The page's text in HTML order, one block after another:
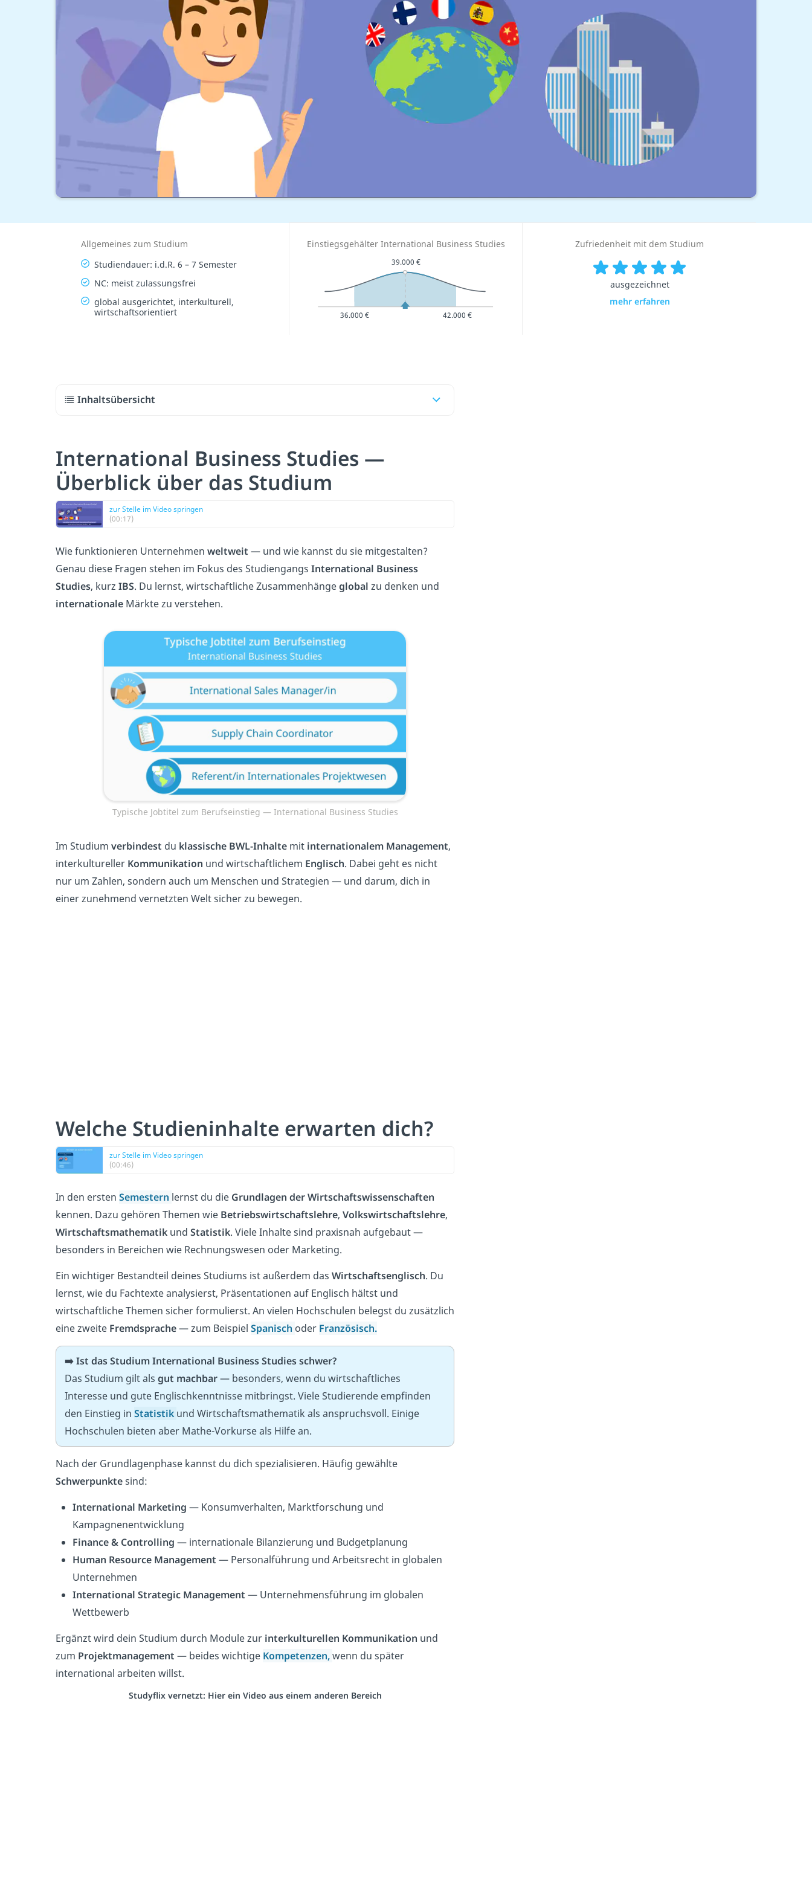
Allgemeines zum Studium
Studiendauer: i.d.R. 6 – 7 Semester
NC: meist zulassungsfrei
global ausgerichtet, interkulturell,
wirtschaftsorientiert
Einstiegsgehälter International Business Studies
36.000 €
39.000 €
42.000 €
Zufriedenheit mit dem Studium
ausgezeichnet
mehr erfahren
Inhaltsübersicht
International Business Studies —
Überblick über das Studium
zur Stelle im Video springen
(00:17)
Wie funktionieren Unternehmen weltweit — und wie kannst du sie mitgestalten?
Genau diese Fragen stehen im Fokus des Studiengangs International Business
Studies, kurz IBS. Du lernst, wirtschaftliche Zusammenhängeglobal zu denken und
internationale Märkte zu verstehen.
Typische Jobtitel zum Berufseinstieg — International Business Studies
Im Studium verbindest du klassische BWL-Inhalte mit internationalem Management,
interkultureller Kommunikation und wirtschaftlichem Englisch. Dabei geht es nicht
nur um Zahlen, sondern auch um Menschen und Strategien — und darum, dich in
einer zunehmend vernetzten Welt sicher zu bewegen.
Welche Studieninhalte erwarten dich?
zur Stelle im Video springen
(00:46)
In den ersten Semestern lernst du die Grundlagen der Wirtschaftswissenschaften
kennen. Dazu gehören Themen wie Betriebswirtschaftslehre, Volkswirtschaftslehre,
Wirtschaftsmathematik und Statistik. Viele Inhalte sind praxisnah aufgebaut —
besonders in Bereichen wie Rechnungswesen oder Marketing.
Ein wichtiger Bestandteil deines Studiums ist außerdem das Wirtschaftsenglisch. Du
lernst, wie du Fachtexte analysierst, Präsentationen auf Englisch hältst und
wirtschaftliche Themen sicher formulierst. An vielen Hochschulen belegst du zusätzlich
eine zweite Fremdsprache— zum Beispiel Spanisch oder Französisch.
➡️ Ist das Studium International Business Studies schwer?
Das Studium gilt als gut machbar— besonders, wenn du wirtschaftliches
Interesse und gute Englischkenntnisse mitbringst. Viele Studierende empfinden
den Einstieg in Statistik und Wirtschaftsmathematik als anspruchsvoll. Einige
Hochschulen bieten aber Mathe-Vorkurse als Hilfe an.
Nach der Grundlagenphase kannst du dich spezialisieren. Häufig gewählte
Schwerpunktesind:
International Marketing — Konsumverhalten, Marktforschung und
Kampagnenentwicklung
Finance & Controlling — internationale Bilanzierung und Budgetplanung
Human Resource Management — Personalführung und Arbeitsrecht in globalen
Unternehmen
International Strategic Management — Unternehmensführung im globalen
Wettbewerb
Ergänzt wird dein Studium durch Module zur interkulturellen Kommunikation und
zum Projektmanagement — beides wichtige Kompetenzen,wenn du später
international arbeiten willst.
Studyflix vernetzt: Hier ein Video aus einem anderen Bereich